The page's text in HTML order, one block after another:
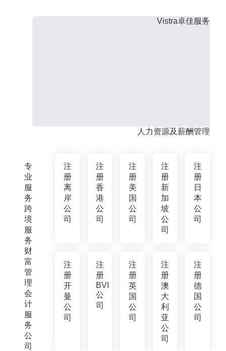
专
业
服
务
跨
境
服
务
财
富
管
理
会
计
服
务
公
司
Vistra卓佳服务
人力资源及薪酬管理
注
册
离
岸
公
司
注
册
香
港
公
司
注
册
美
国
公
司
注
册
新
加
坡
公
司
注
册
日
本
公
司
注
册
开
曼
公
司
注
册
BVI
公
司
注
册
英
国
公
司
注
册
澳
大
利
亚
公
司
注
册
德
国
公
司